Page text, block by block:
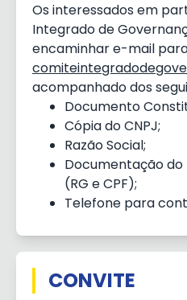
Os interessados em
Integrado de
encaminhar e-mail
acompanhado dos
Documento
Cópia do CNPJ;
Razão Social;
Documentação
(RG e CPF);
Telefone para
CONVITE